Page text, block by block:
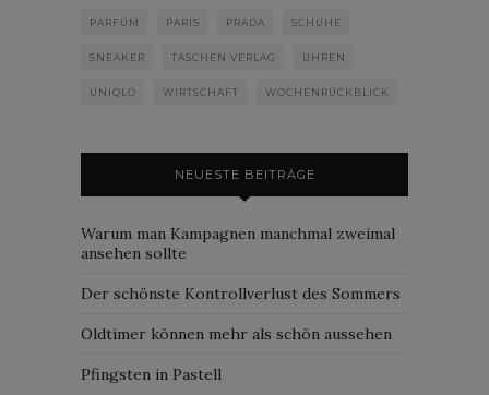
PARFUM PARIS PRADA SCHUHE
SNEAKER TASCHEN VERLAG UHREN
UNIQLO WIRTSCHAFT WOCHENRÜCKBLICK
NEUESTE BEITRÄGE
Warum man Kampagnen manchmal zweimal
ansehen sollte
Der schönste Kontrollverlust des Sommers
Oldtimer können mehr als schön aussehen
Pfingsten in Pastell